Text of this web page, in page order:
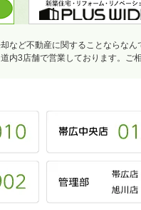
など不動産に関することならなん
3店舗で営業しております。ご